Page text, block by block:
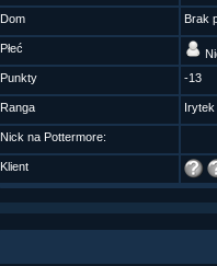
Dom Brak
Płeć
Punkty
-13
Ranga Irytek
Nick na Pottermore:
Klient